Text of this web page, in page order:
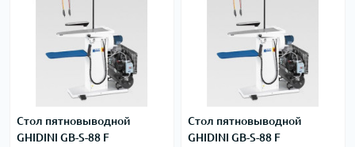
Стол пятновыводной
GHIDINI GB-S-88 F
Стол пятновыводной
GHIDINI GB-S-88 F